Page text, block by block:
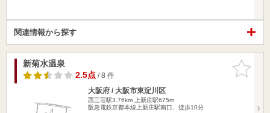
関連情報から探す
お気に入
りに追加
新菊水温泉
2.5点/ 8 件
大阪府 / 大阪市東淀川区
西三荘駅3.76km
上新庄駅675m
阪急電鉄京都本線上新庄駅南口、徒歩10分